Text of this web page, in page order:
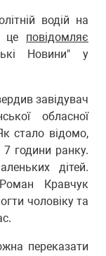
водій на
це повідомляє
Новини" у
завідувач
обласної
стало відомо,
години ранку.
дітей.
Кравчук
чоловіку та
переказати